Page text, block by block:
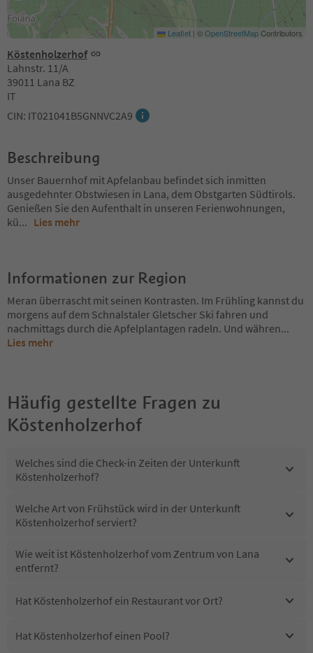
Köstenholzerhof
Lahnstr. 11/A
39011 Lana BZ
IT
CIN: IT021041B5GNNVC2A9
Leaflet | ©OpenStreetMapContributors
Beschreibung
Unser Bauernhof mit Apfelanbau befindet sich inmitten
ausgedehnter Obstwiesen in Lana, dem Obstgarten Südtirols.
Genießen Sie den Aufenthalt in unseren Ferienwohnungen,
kü... Lies mehr
Informationen zur Region
Meran überrascht mit seinen Kontrasten. Im Frühling kannst du
morgens auf dem Schnalstaler Gletscher Ski fahren und
nachmittags durch die Apfelplantagen radeln. Und währen...
Lies mehr
Häufig gestellte Fragen zu
Köstenholzerhof
Welches sind die Check-in Zeiten der Unterkunft
Köstenholzerhof?
Welche Art von Frühstück wird in der Unterkunft
Köstenholzerhof serviert?
Wie weit ist Köstenholzerhof vom Zentrum von Lana
entfernt?
Hat Köstenholzerhof ein Restaurant vor Ort?
Hat Köstenholzerhof einen Pool?